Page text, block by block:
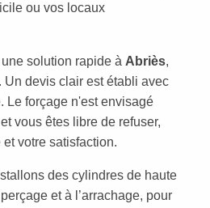
ou vos locaux
solution rapide à Abriès,
Un devis clair est établi avec
Le forçage n'est envisagé
vous êtes libre de refuser,
votre satisfaction.
des cylindres de haute
et à l’arrachage, pour